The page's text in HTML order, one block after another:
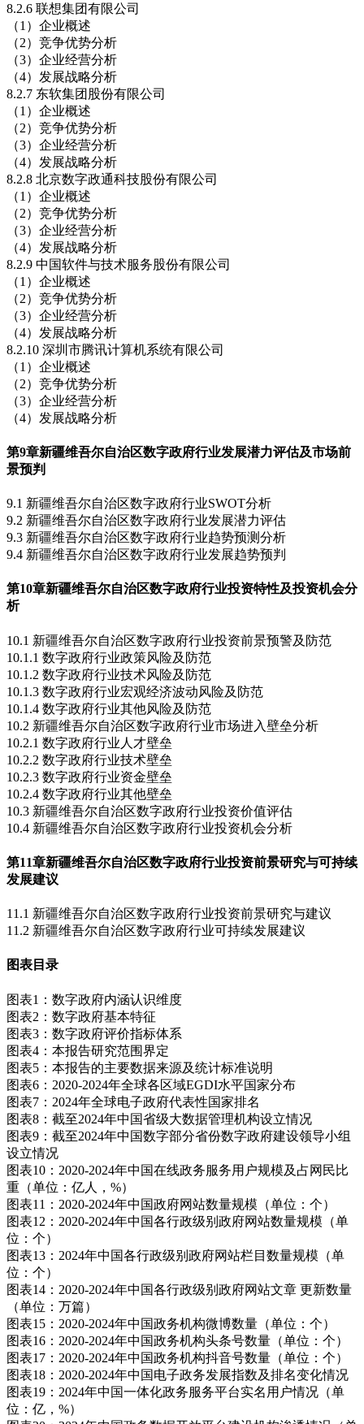
8.2.6 联想集团有限公司
（1）企业概述
（2）竞争优势分析
（3）企业经营分析
（4）发展战略分析
8.2.7 东软集团股份有限公司
（1）企业概述
（2）竞争优势分析
（3）企业经营分析
（4）发展战略分析
8.2.8 北京数字政通科技股份有限公司
（1）企业概述
（2）竞争优势分析
（3）企业经营分析
（4）发展战略分析
8.2.9 中国软件与技术服务股份有限公司
（1）企业概述
（2）竞争优势分析
（3）企业经营分析
（4）发展战略分析
8.2.10 深圳市腾讯计算机系统有限公司
（1）企业概述
（2）竞争优势分析
（3）企业经营分析
（4）发展战略分析
第9章新疆维吾尔自治区数字政府行业发展潜力评估及市场前
景预判
9.1 新疆维吾尔自治区数字政府行业SWOT分析
9.2 新疆维吾尔自治区数字政府行业发展潜力评估
9.3 新疆维吾尔自治区数字政府行业趋势预测分析
9.4 新疆维吾尔自治区数字政府行业发展趋势预判
第10章新疆维吾尔自治区数字政府行业投资特性及投资机会分
析
10.1 新疆维吾尔自治区数字政府行业投资前景预警及防范
10.1.1 数字政府行业政策风险及防范
10.1.2 数字政府行业技术风险及防范
10.1.3 数字政府行业宏观经济波动风险及防范
10.1.4 数字政府行业其他风险及防范
10.2 新疆维吾尔自治区数字政府行业市场进入壁垒分析
10.2.1 数字政府行业人才壁垒
10.2.2 数字政府行业技术壁垒
10.2.3 数字政府行业资金壁垒
10.2.4 数字政府行业其他壁垒
10.3 新疆维吾尔自治区数字政府行业投资价值评估
10.4 新疆维吾尔自治区数字政府行业投资机会分析
第11章新疆维吾尔自治区数字政府行业投资前景研究与可持续
发展建议
11.1 新疆维吾尔自治区数字政府行业投资前景研究与建议
11.2 新疆维吾尔自治区数字政府行业可持续发展建议
图表目录
图表1：数字政府内涵认识维度
图表2：数字政府基本特征
图表3：数字政府评价指标体系
图表4：本报告研究范围界定
图表5：本报告的主要数据来源及统计标准说明
图表6：2020-2024年全球各区域EGDI水平国家分布
图表7：2024年全球电子政府代表性国家排名
图表8：截至2024年中国省级大数据管理机构设立情况
图表9：截至2024年中国数字部分省份数字政府建设领导小组
设立情况
图表10：2020-2024年中国在线政务服务用户规模及占网民比
重（单位：亿人，%）
图表11：2020-2024年中国政府网站数量规模（单位：个）
图表12：2020-2024年中国各行政级别政府网站数量规模（单
位：个）
图表13：2024年中国各行政级别政府网站栏目数量规模（单
位：个）
图表14：2020-2024年中国各行政级别政府网站文章 更新数量
（单位：万篇）
图表15：2020-2024年中国政务机构微博数量（单位：个）
图表16：2020-2024年中国政务机构头条号数量（单位：个）
图表17：2020-2024年中国政务机构抖音号数量（单位：个）
图表18：2020-2024年中国电子政务发展指数及排名变化情况
图表19：2024年中国一体化政务服务平台实名用户情况（单
位：亿，%）